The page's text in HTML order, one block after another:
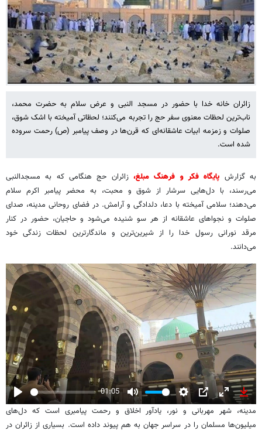
زائران خانه خدا با حضور در مسجد النبی و عرض سلام به حضرت محمد،
ناب‌ترین لحظات معنوی سفر حج را تجربه می‌کنند؛ لحظاتی آمیخته با اشک شوق،
صلوات و زمزمه ابیات عاشقانه‌ای که قرن‌ها در وصف پیامبر (ص) رحمت سروده
شده است.
به گزارش پایگاه فکر و فرهنگ مبلغ، زائران حج هنگامی که به مسجدالنبی
می‌رسند، با دل‌هایی سرشار از شوق و محبت، به محضر پیامبر اکرم سلام
می‌دهند؛ سلامی آمیخته با دعا، دلدادگی و آرامش. در فضای روحانی مدینه، صدای
صلوات و نجواهای عاشقانه از هر سو شنیده می‌شود و حاجیان، حضور در کنار
مرقد نورانی رسول خدا را از شیرین‌ترین و ماندگارترین لحظات زندگی خود
می‌دانند.
Play
01:05
Mute
Settings
PIP
Enter
fullscreen
مدینه، شهر مهربانی و نور، یادآور اخلاق و رحمت پیامبری است که دل‌های
میلیون‌ها مسلمان را در سراسر جهان به هم پیوند داده است. بسیاری از زائران در